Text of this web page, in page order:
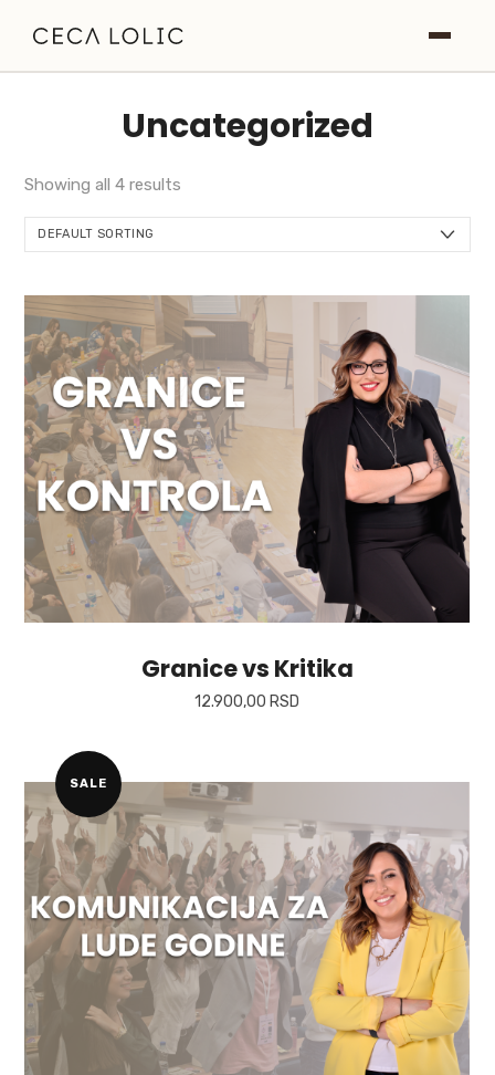
Roditeljstvo
NLP
O meni
Blog
Uncategorized
Showing all 4 results
Granice vs Kritika
12.900,00 RSD
SALE